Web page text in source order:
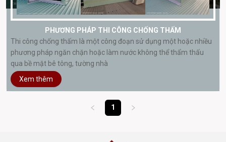
PHƯƠNG PHÁP THI CÔNG CHỐNG THẤM
Thi công chống thấm là một công đoạn sử dụng một hoặc nhiều
phương pháp ngăn chặn hoặc làm nước không thể thẩm thấu
qua bề mặt bê tông, tường nhà
Xem thêm
1